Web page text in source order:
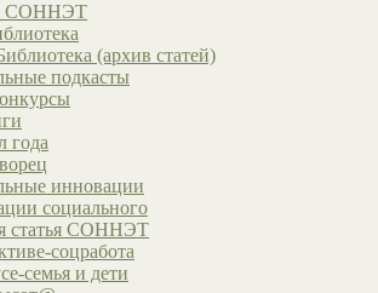
СОННЭТ
(архив статей)
подкасты
года
инновации
социального
статья СОННЭТ
соцработа
семья и дети